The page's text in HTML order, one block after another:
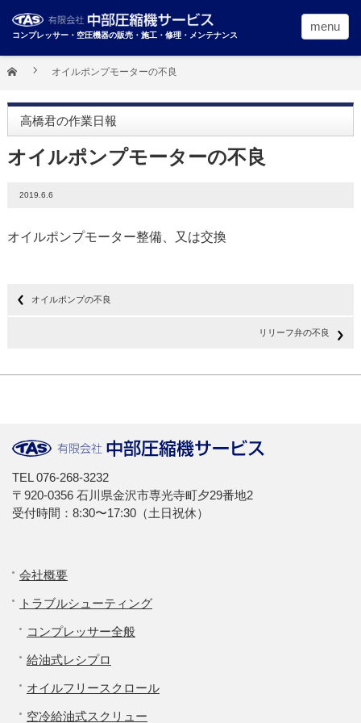
コンプレッサー・空圧機器の販売・施工・修理・メンテナンス
menu
オイルポンプモーターの不良
高橋君の作業日報
オイルポンプモーターの不良
2019.6.6
オイルポンプモーター整備、又は交換
オイルポンプの不良
リリーフ弁の不良
TEL 076-268-3232
〒920-0356 石川県金沢市専光寺町夕29番地2
受付時間：8:30〜17:30（土日祝休）
会社概要
トラブルシューティング
コンプレッサー全般
給油式レシプロ
オイルフリースクロール
空冷給油式スクリュー